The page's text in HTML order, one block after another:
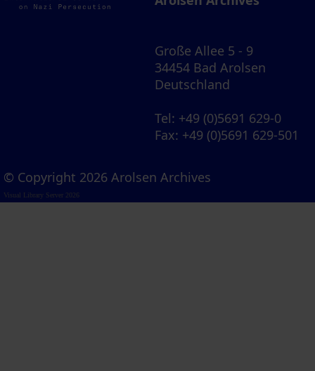
Große Allee 5 - 9
34454 Bad Arolsen
Deutschland
Tel: +49 (0)5691 629-0
Fax: +49 (0)5691 629-501
© Copyright 2026 Arolsen Archives
Visual Library Server 2026